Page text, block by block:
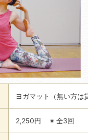
ヨガマット（無い方は
2,250円 ※ 全3回